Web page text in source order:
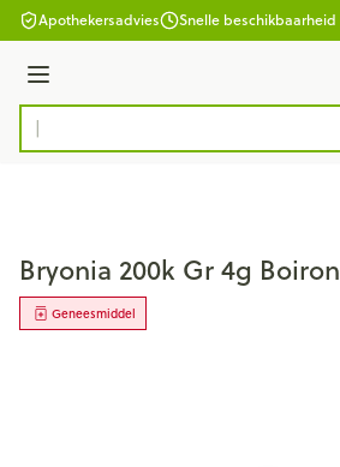
Ga naar de inhoud
Apothekersadvies Snelle beschikbaarheid
Menu
Product, merk, categorie...
Bryonia 200k Gr 4g Boiron
Geneesmiddel